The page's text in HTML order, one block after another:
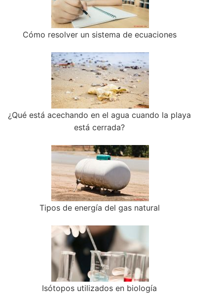
Cómo resolver un sistema de ecuaciones
¿Qué está acechando en el agua cuando la playa
está cerrada?
Tipos de energía del gas natural
Isótopos utilizados en biología